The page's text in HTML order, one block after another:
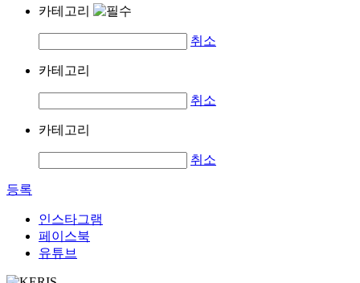
카테고리
취소
카테고리
취소
카테고리
취소
등록
인스타그램
페이스북
유튜브